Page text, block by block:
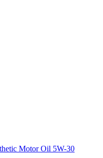
Motor Oil 5W-30